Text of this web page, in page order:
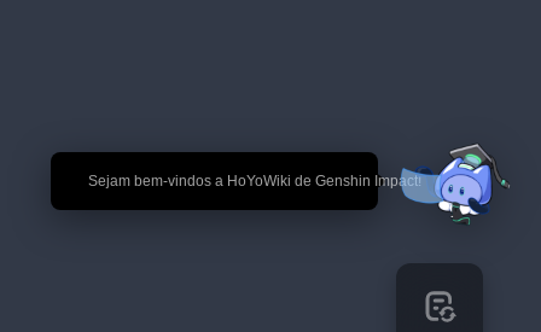
🎉 Sejam bem-vindos a HoYoWiki de Genshin Impact!